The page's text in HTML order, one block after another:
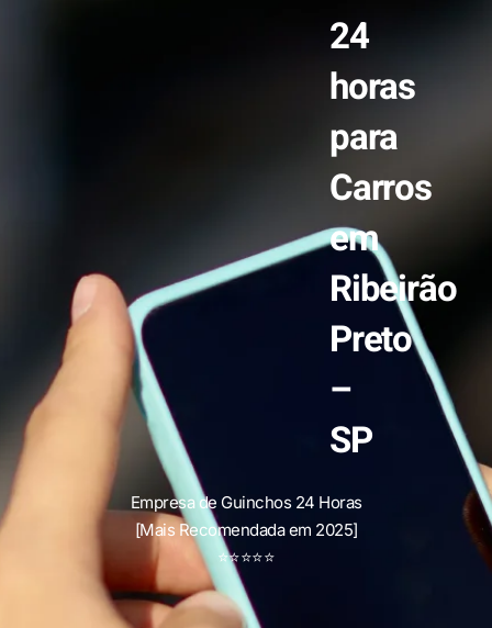
24
horas
para
Carros
em
Ribeirão
Preto
–
SP
Empresa de Guinchos 24 Horas
[Mais Recomendada em 2025]
⭐⭐⭐⭐⭐